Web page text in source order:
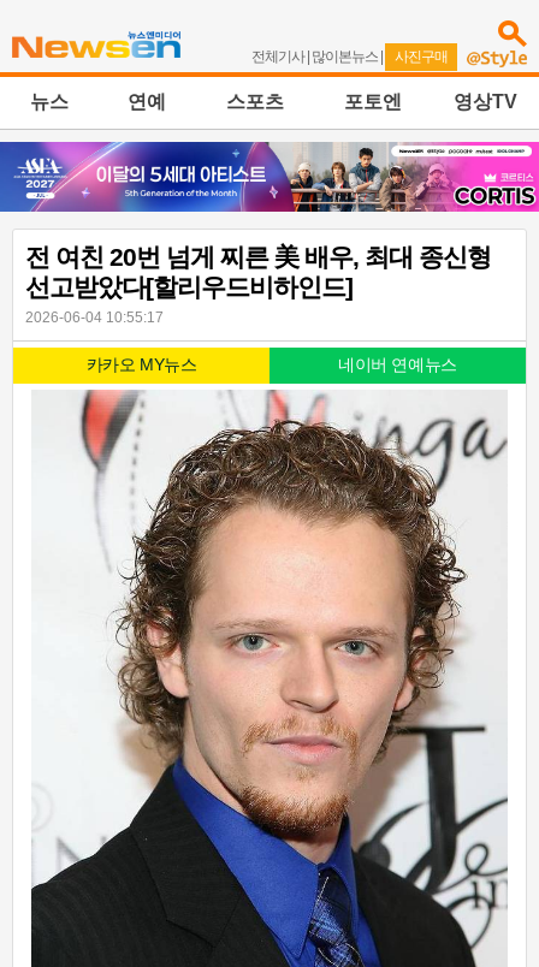
전체기사| 많이본뉴스 | 사진구매
뉴스 연예 스포츠 포토엔 영상TV
전 여친 20번 넘게 찌른 美 배우, 최대 종신형
선고받았다[할리우드비하인드]
2026-06-04 10:55:17
카카오 MY뉴스 네이버 연예뉴스